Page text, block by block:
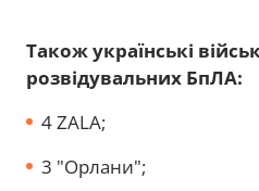
Також українські
розвідувальних БпЛА:
4 ZALA;
3 "Орлани";